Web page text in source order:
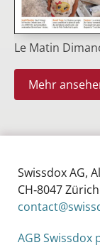
Le Matin
Mehr
Swissdox AG,
CH‑8047
AGB Swissdox